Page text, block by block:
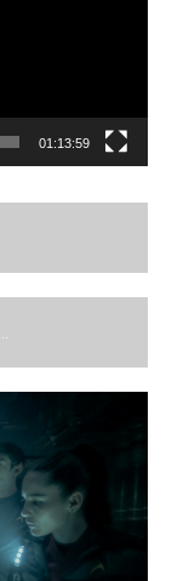
01:13:59